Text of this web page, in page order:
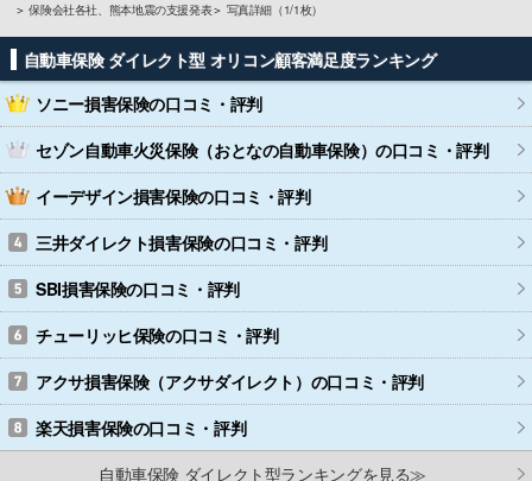
保険会社各社、熊本地震の支援発表
写真詳細（1/1枚）
自動車保険 ダイレクト型 オリコン顧客満足度ランキング
ソニー損害保険の口コミ・評判
セゾン自動車火災保険（おとなの自動車保険）の口コミ・評判
イーデザイン損害保険の口コミ・評判
三井ダイレクト損害保険の口コミ・評判
SBI損害保険の口コミ・評判
チューリッヒ保険の口コミ・評判
アクサ損害保険（アクサダイレクト） の口コミ・評判
楽天損害保険の口コミ・評判
自動車保険 ダイレクト型ランキングを見る≫